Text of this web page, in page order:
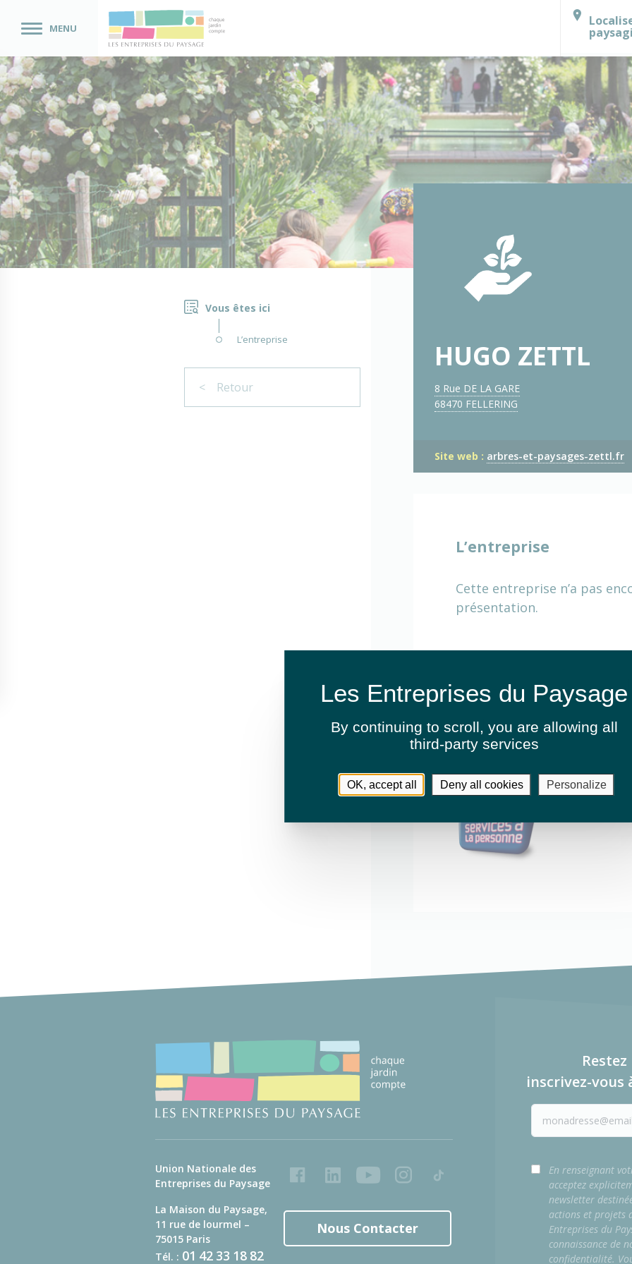
MENU
Vous êtes ici
L’entreprise
< Retour
HUGO ZETTL
8 Rue DE LA GARE
68470 FELLERING
Site web : arbres-et-paysages-zettl.fr
L’entreprise
Cette entreprise n’a pas
présentation.
Entretien de jardins ou espaces
Fauchage / Débroussaillage
Union Nationale des
Entreprises du Paysage
La Maison du Paysage,
11 rue de lourmel –
75015 Paris
Tél. : 01 42 33 18 82
FacebookLinkedInYoutubeInstagram
Tiktok
Nous Contacter
inscrivez-vous
En renseignant
acceptez
newsletter
actions et projets
Entreprises du
connaissance de
confidentialité.
By continuing to scroll, you are allowing all
third-party services
OK, accept all Deny all cookies Personalize